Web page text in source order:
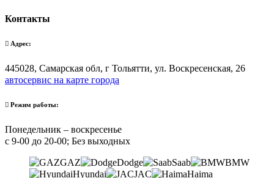
Контакты
Адрес:
445028, Самарская обл, г Тольятти, ул. Воскресенская, 26
автосервис на карте города
Режим работы:
Понедельник – воскресенье
с 9-00 до 20-00; Без выходных
GAZ Dodge Saab
BMW
Hyundai
JAC
Haima